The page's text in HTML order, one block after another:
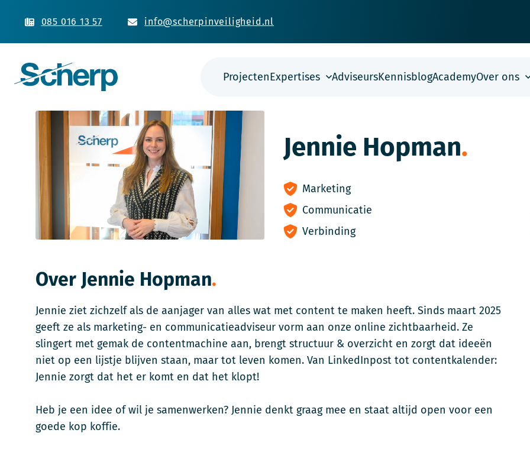
085 016 13 57 info@scherpinveiligheid.nl
ProjectenExpertises AdviseursKennisblogAcademyOver ons
Jennie Hopman
Marketing
Communicatie
Verbinding
Over Jennie Hopman
Jennie ziet zichzelf als de aanjager van alles wat met content te maken heeft. Sinds maart 2025
geeft ze als marketing- en communicatieadviseur vorm aan onze online zichtbaarheid. Ze
slingert met gemak de contentmachine aan, brengt structuur & overzicht en zorgt dat ideeën
niet op een lijstje blijven staan, maar tot leven komen. Van LinkedInpost tot contentkalender:
Jennie zorgt dat het er komt en dat het klopt!
Heb je een idee of wil je samenwerken? Jennie denkt graag mee en staat altijd open voor een
goede kop koffie.